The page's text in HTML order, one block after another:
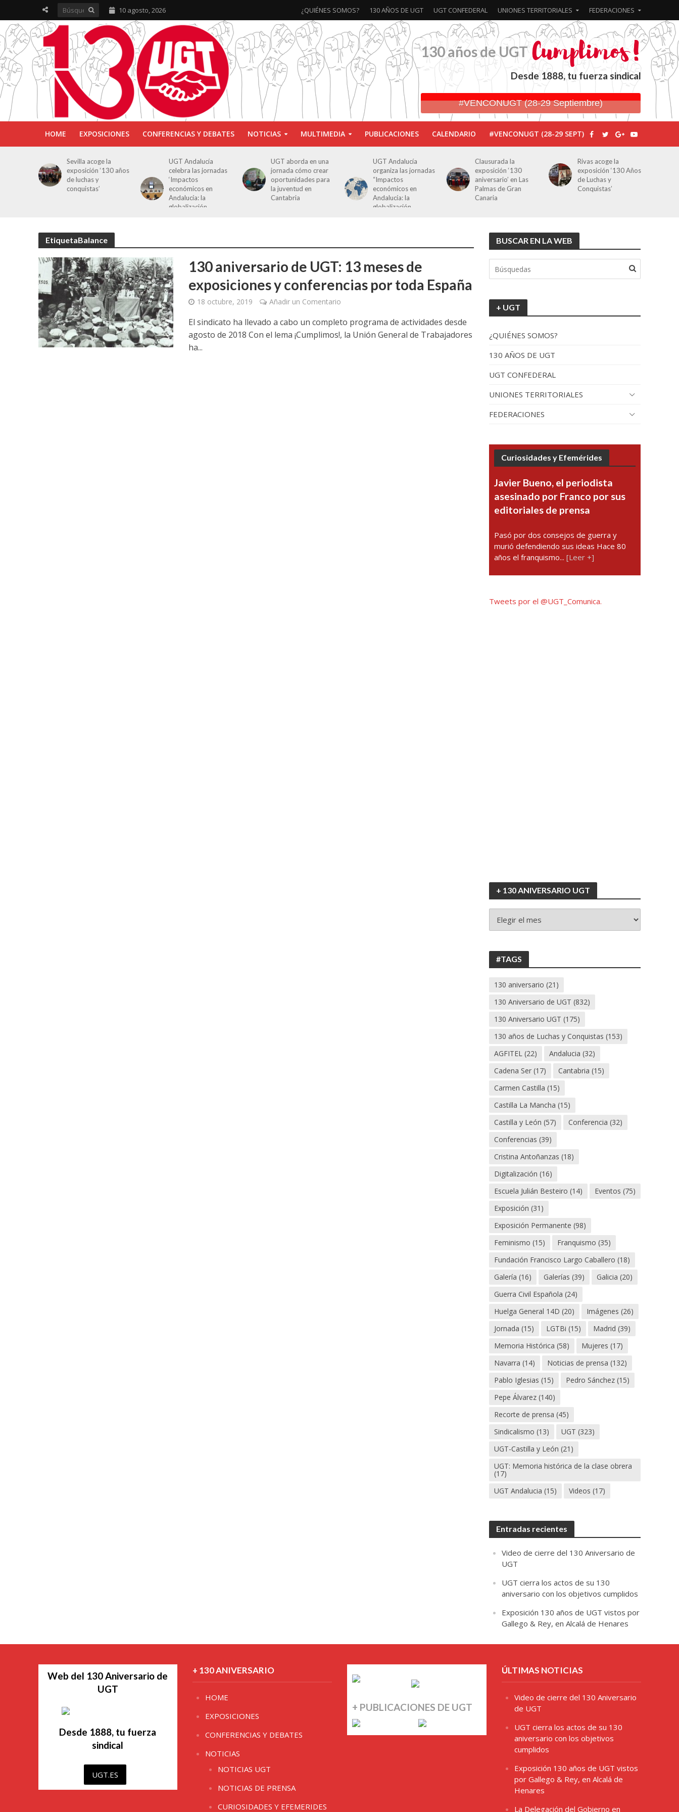
10 agosto, 2026 ¿QUIÉNES SOMOS? 130 AÑOS DE UGT UGT CONFEDERAL UNIONES TERRITORIALES FEDERACIONES
130 años de UGT
Desde 1888, tu fuerza sindical
#VENCONUGT (28-29 Septiembre)
HOME EXPOSICIONES CONFERENCIAS Y DEBATES NOTICIAS MULTIMEDIA PUBLICACIONES CALENDARIO #VENCONUGT (28-29 SEPT)
Sevilla acoge la
exposición ‘130 años
de luchas y
conquistas’
UGT Andalucía
celebra las jornadas
‘Impactos
económicos en
Andalucía: la
globalización
UGT aborda en una
jornada cómo crear
oportunidades para
la juventud en
Cantabria
UGT Andalucía
organiza las jornadas
“Impactos
económicos en
Andalucía: la
globalización
Clausurada la
exposición ‘130
aniversario’ en Las
Palmas de Gran
Canaria
Rivas acoge la
exposición ‘130 Años
de Luchas y
Conquistas’
EtiquetaBalance
130 aniversario de UGT: 13 meses de
exposiciones y conferencias por toda España
18 octubre, 2019 Añadir un Comentario
El sindicato ha llevado a cabo un completo programa de actividades desde
agosto de 2018 Con el lema ¡Cumplimos!, la Unión General de Trabajadores
ha...
BUSCAR EN LA WEB
+ UGT
¿QUIÉNES SOMOS?
130 AÑOS DE UGT
UGT CONFEDERAL
UNIONES TERRITORIALES
FEDERACIONES
Curiosidades y Efemérides
Javier Bueno, el periodista
asesinado por Franco por sus
editoriales de prensa
Pasó por dos consejos de guerra y
murió defendiendo sus ideas Hace 80
años el franquismo...[Leer +]
Tweets por el @UGT_Comunica.
+ 130 ANIVERSARIO UGT
130
#TAGS
130 aniversario (21)
130 Aniversario de UGT (832)
130 Aniversario UGT (175)
130 años de Luchas y Conquistas (153)
AGFITEL (22) Andalucia (32)
Cadena Ser (17) Cantabria (15)
Carmen Castilla (15)
Castilla La Mancha (15)
Castilla y León (57) Conferencia (32)
Conferencias (39)
Cristina Antoñanzas (18)
Digitalización (16)
Escuela Julián Besteiro (14) Eventos (75)
Exposición (31)
Exposición Permanente (98)
Feminismo (15) Franquismo (35)
Fundación Francisco Largo Caballero (18)
Galería (16) Galerías (39) Galicia (20)
Guerra Civil Española (24)
Huelga General 14D (20) Imágenes (26)
Jornada (15) LGTBi (15) Madrid (39)
Memoria Histórica (58) Mujeres (17)
Navarra (14) Noticias de prensa (132)
Pablo Iglesias (15) Pedro Sánchez (15)
Pepe Álvarez (140)
Recorte de prensa (45)
Sindicalismo (13) UGT (323)
UGT-Castilla y León (21)
UGT: Memoria histórica de la clase obrera
(17)
UGT Andalucia (15) Videos (17)
Entradas recientes
Video de cierre del 130 Aniversario de
UGT
UGT cierra los actos de su 130
aniversario con los objetivos cumplidos
Exposición 130 años de UGT vistos por
Gallego & Rey, en Alcalá de Henares
Web del 130 Aniversario de
UGT
Desde 1888, tu fuerza
sindical
UGT.ES
+ 130 ANIVERSARIO
HOME
EXPOSICIONES
CONFERENCIAS Y DEBATES
NOTICIAS
NOTICIAS UGT
NOTICIAS DE PRENSA
CURIOSIDADES Y EFEMERIDES
+ PUBLICACIONES DE UGT
ÚLTIMAS NOTICIAS
Video de cierre del 130 Aniversario
de UGT
UGT cierra los actos de su 130
aniversario con los objetivos
cumplidos
Exposición 130 años de UGT vistos
por Gallego & Rey, en Alcalá de
Henares
La Delegación del Gobierno en